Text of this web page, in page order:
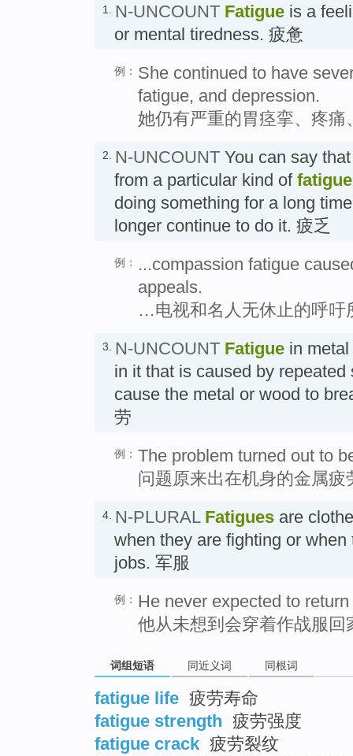
1. N-UNCOUNT Fatigue is a
or mental tiredness. 疲惫
例： She continued to have
fatigue, and depression.
她仍有严重的胃痉挛、疼痛
2. N-UNCOUNT You can say
from a particular kind of fatigue
doing something for a long
longer continue to do it. 疲乏
例：
...compassion fatigue
appeals.
…电视和名人无休止的呼吁
3. N-UNCOUNT Fatigue in
in it that is caused by
cause the metal or wood to
劳
例： The problem turned out to
问题原来出在机身的金属疲
4. N-PLURAL Fatigues are
when they are fighting or
jobs. 军服
例： He never expected to
他从未想到会穿着作战服回
词组短语 同近义词 同根词
fatigue life 疲劳寿命
fatigue strength 疲劳强度
fatigue crack 疲劳裂纹